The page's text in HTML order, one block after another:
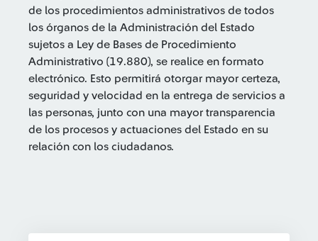
de los procedimientos administrativos de todos
los órganos de la Administración del Estado
sujetos a Ley de Bases de Procedimiento
Administrativo (19.880), se realice en formato
electrónico. Esto permitirá otorgar mayor certeza,
seguridad y velocidad en la entrega de servicios a
las personas, junto con una mayor transparencia
de los procesos y actuaciones del Estado en su
relación con los ciudadanos.